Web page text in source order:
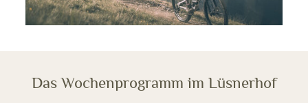
Das Wochenprogramm im Lüsnerhof